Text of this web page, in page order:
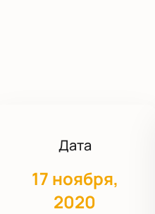
Дата
17 ноября,
2020